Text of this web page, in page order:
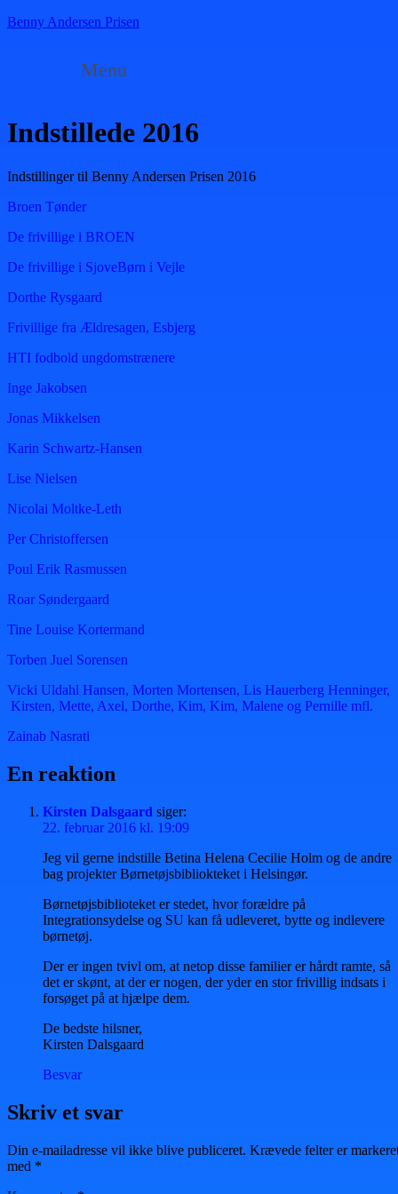
Benny Andersen Prisen
Menu
Indstillede 2016
Indstillinger til Benny Andersen Prisen 2016
Broen Tønder
De frivillige i BROEN
De frivillige i SjoveBørn i Vejle
Dorthe Rysgaard
Frivillige fra Ældresagen, Esbjerg
HTI fodbold ungdomstrænere
Inge Jakobsen
Jonas Mikkelsen
Karin Schwartz-Hansen
Lise Nielsen
Nicolai Moltke-Leth
Per Christoffersen
Poul Erik Rasmussen
Roar Søndergaard
Tine Louise Kortermand
Torben Juel Sorensen
Vicki Uldahl Hansen, Morten Mortensen, Lis Hauerberg Henninger,
Kirsten, Mette, Axel, Dorthe, Kim, Kim, Malene og Pernille mfl.
Zainab Nasrati
En reaktion
Kirsten Dalsgaard siger:
22. februar 2016 kl. 19:09
Jeg vil gerne indstille Betina Helena Cecilie Holm og de andre
bag projekter Børnetøjsbibliokteket i Helsingør.
Børnetøjsbiblioteket er stedet, hvor forældre på
Integrationsydelse og SU kan få udleveret, bytte og indlevere
børnetøj.
Der er ingen tvivl om, at netop disse familier er hårdt ramte, så
det er skønt, at der er nogen, der yder en stor frivillig indsats i
forsøget på at hjælpe dem.
De bedste hilsner,
Kirsten Dalsgaard
Besvar
Skriv et svar
Din e-mailadresse vil ikke blive publiceret. Krævede felter er
med *